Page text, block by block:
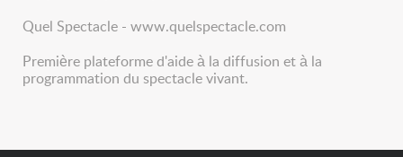
Quel Spectacle - www.quelspectacle.com
Première plateforme d'aide à la diffusion et à la
programmation du spectacle vivant.